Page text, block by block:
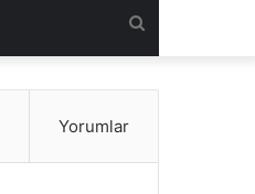
yap
Yorumlar